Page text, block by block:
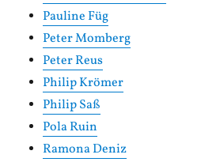
Pauline Füg
Peter Momberg
Peter Reus
Philip Krömer
Philip Saß
Pola Ruin
Ramona Deniz